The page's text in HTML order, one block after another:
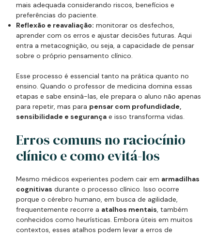
mais adequada considerando riscos, benefícios e
preferências do paciente.
Reflexão e reavaliação: monitorar os desfechos,
aprender com os erros e ajustar decisões futuras. Aqui
entra a metacognição, ou seja, a capacidade de pensar
sobre o próprio pensamento clínico.
Esse processo é essencial tanto na prática quanto no
ensino. Quando o professor de medicina domina essas
etapas e sabe ensiná-las, ele prepara o aluno não apenas
para repetir, mas para pensar com profundidade,
sensibilidade e segurançae isso transforma vidas.
Erros comuns no raciocínio
clínico e como evitá-los
Mesmo médicos experientes podem cair em armadilhas
cognitivas durante o processo clínico. Isso ocorre
porque o cérebro humano, em busca de agilidade,
frequentemente recorre a atalhos mentais, também
conhecidos como heurísticas. Embora úteis em muitos
contextos, esses atalhos podem levar a erros de